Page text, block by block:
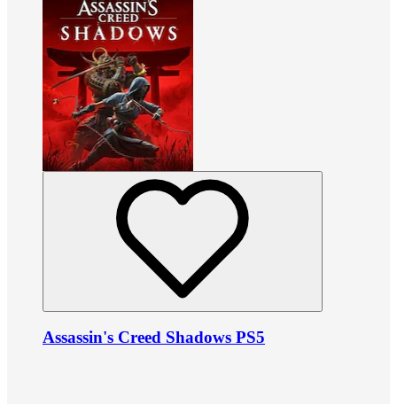
Assassin's Creed Shadows PS5